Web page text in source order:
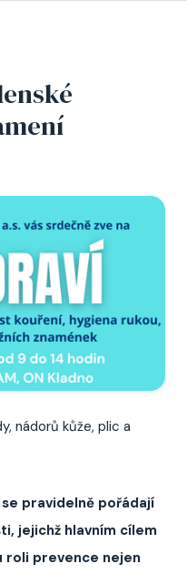
nádorů kůže, plic a
pravidelně pořádají
jejichž hlavním cílem
roli prevence nejen